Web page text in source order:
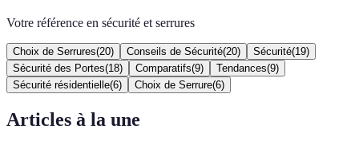
Votre référence en sécurité et serrures
Choix de Serrures(20) Conseils de Sécurité(20) Sécurité(19)
Sécurité des Portes(18) Comparatifs(9) Tendances(9)
Sécurité résidentielle(6) Choix de Serrure(6)
Articles à la une